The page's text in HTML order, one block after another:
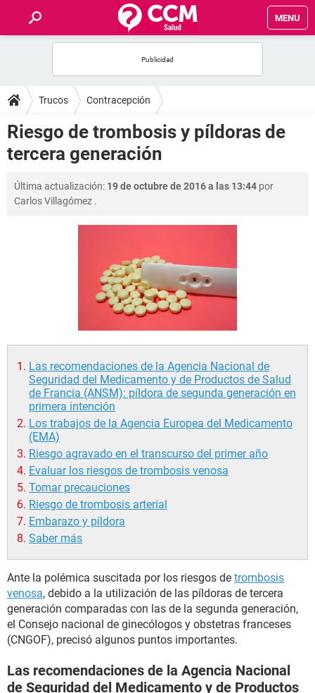
MENU
FOROS
SALUD
FAMILIA
NUTRICIÓN
Trucos Contracepción
Riesgo de trombosis y píldoras de
tercera generación
Última actualización: 19 de octubre de 2016 a las 13:44 por
Carlos Villagómez .
Las recomendaciones de la Agencia Nacional de
Seguridad del Medicamento y de Productos de Salud
de Francia (ANSM): píldora de segunda generación en
primera intención
Los trabajos de la Agencia Europea del Medicamento
(EMA)
Riesgo agravado en el transcurso del primer año
Evaluar los riesgos de trombosis venosa
Tomar precauciones
Riesgo de trombosis arterial
Embarazo y píldora
Saber más
Ante la polémica suscitada por los riesgos de trombosis
venosa, debido a la utilización de las píldoras de tercera
generación comparadas con las de la segunda generación,
el Consejo nacional de ginecólogos y obstetras franceses
(CNGOF), precisó algunos puntos importantes.
Las recomendaciones de la Agencia Nacional
de Seguridad del Medicamento y de Productos